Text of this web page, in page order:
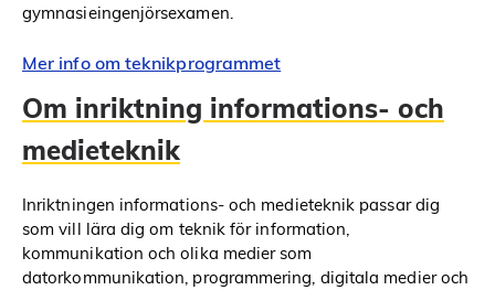
gymnasieingenjörsexamen.
Mer info om teknikprogrammet
Om inriktning informations- och
medieteknik
Inriktningen informations- och medieteknik passar dig
som vill lära dig om teknik för information,
kommunikation och olika medier som
datorkommunikation, programmering, digitala medier och